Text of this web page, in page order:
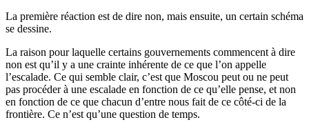
La première réaction est de dire non, mais ensuite, un certain schéma
se dessine.
La raison pour laquelle certains gouvernements commencent à dire
non est qu’il y a une crainte inhérente de ce que l’on appelle
l’escalade. Ce qui semble clair, c’est que Moscou peut ou ne peut
pas procéder à une escalade en fonction de ce qu’elle pense, et non
en fonction de ce que chacun d’entre nous fait de ce côté-ci de la
frontière. Ce n’est qu’une question de temps.